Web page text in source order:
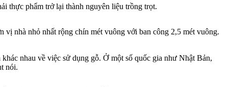
thực phẩm trở lại thành nguyên liệu trồng trọt.
vị nhà nhỏ nhất rộng chín mét vuông với ban công 2,5 mét vuông.
nhau về việc sử dụng gỗ. Ở một số quốc gia như Nhật Bản,
nói.